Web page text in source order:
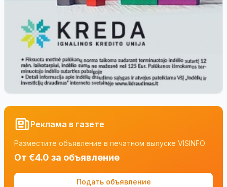
Реклама в газете
Разместите объявление в печатном выпуске VISINFO
От €4.0 за объявление
Подать объявление